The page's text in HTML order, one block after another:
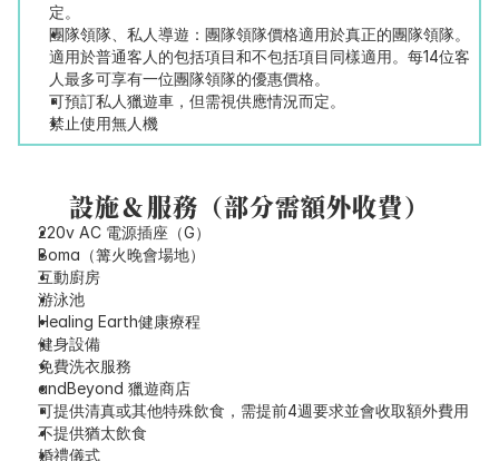
定。
團隊領隊、私人導遊：團隊領隊價格適用於真正的團隊領隊。
適用於普通客人的包括項目和不包括項目同樣適用。每14位客
人最多可享有一位團隊領隊的優惠價格。
可預訂私人獵遊車，但需視供應情況而定。
禁止使用無人機
設施＆服務（部分需額外收費）
220v AC 電源插座（G）
Boma（篝火晚會場地）
互動廚房
游泳池
Healing Earth健康療程
健身設備
免費洗衣服務
andBeyond 獵遊商店
可提供清真或其他特殊飲食，需提前4週要求並會收取額外費用
不提供猶太飲食
婚禮儀式